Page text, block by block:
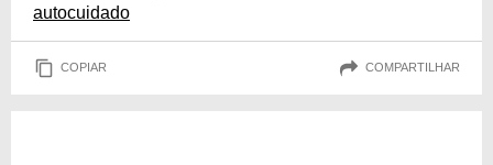
autocuidado
COPIAR COMPARTILHAR